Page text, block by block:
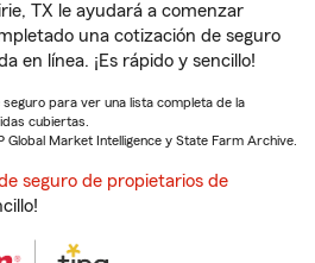
TX le ayudará a comenzar
una cotización de seguro
en línea. ¡Es rápido y sencillo!
para ver una lista completa de la
cubiertas.
Market Intelligence y State Farm Archive.
seguro de propietarios de